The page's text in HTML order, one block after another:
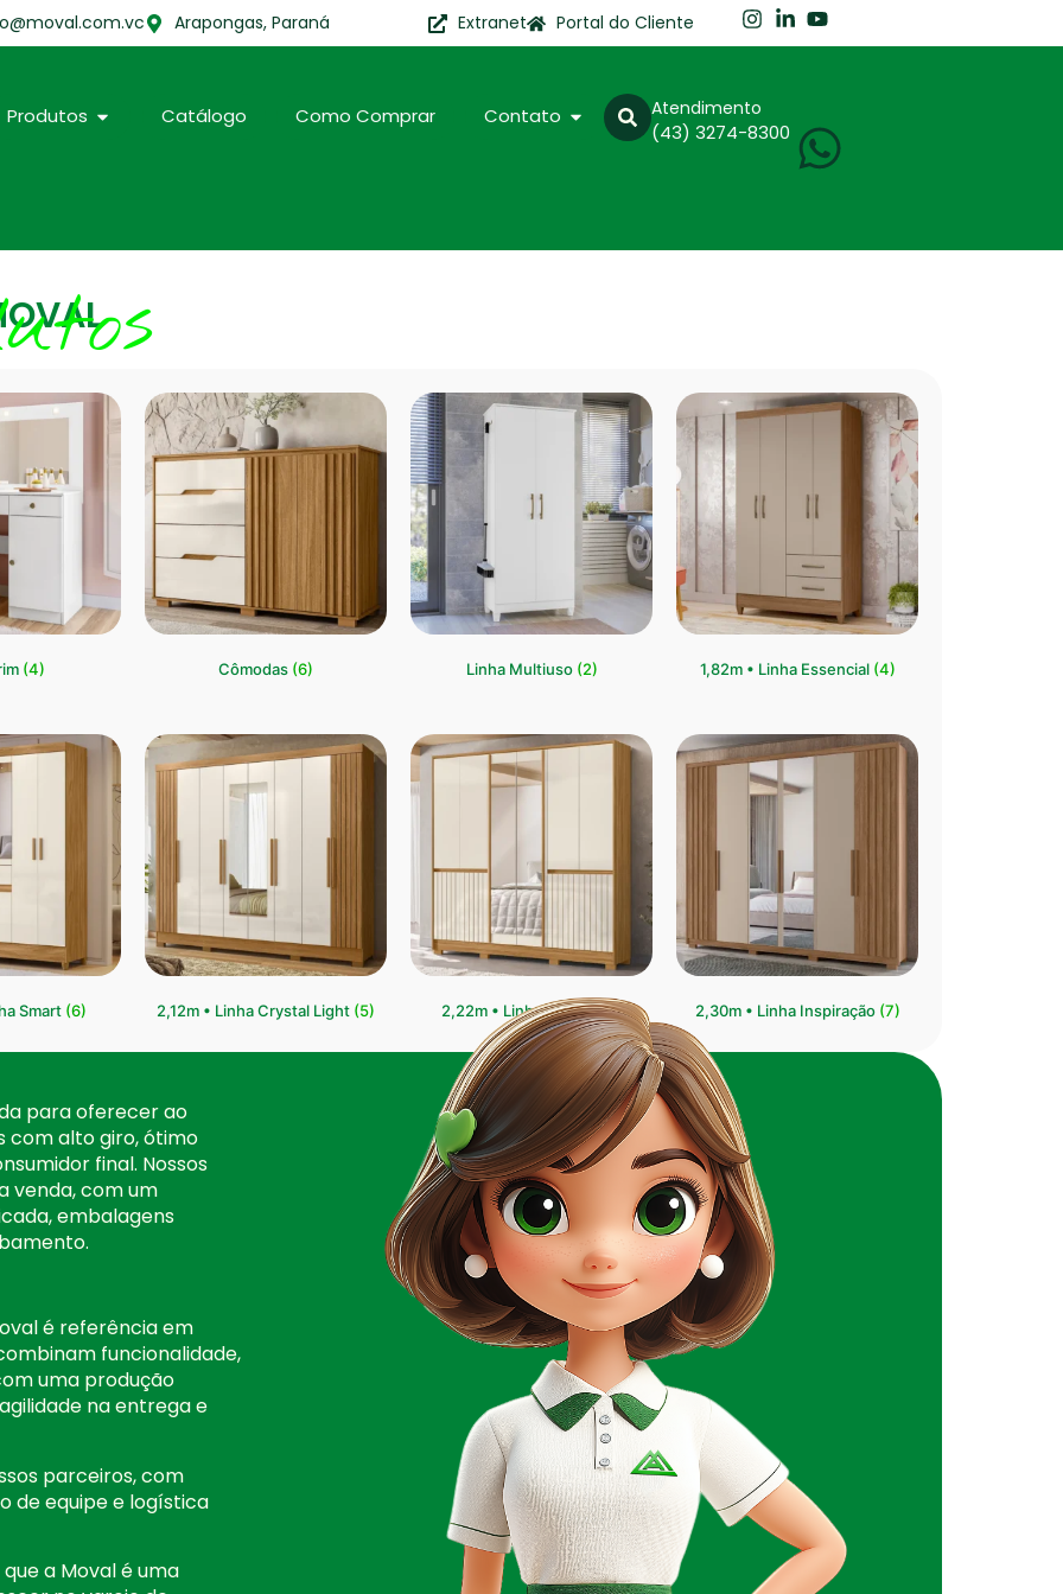
Arapongas, Paraná Extranet Portal do Cliente
Produtos Catálogo Como Comprar Contato Atendimento
(43) 3274-8300
(4) Cômodas (6) Linha Multiuso (2) 1,82m • Linha Essencial (4)
Smart (6) 2,12m • Linha Crystal Light (5) 2,22m • Linha Crystal(6) 2,30m • Linha Inspiração (7)
para oferecer ao
com alto giro, ótimo
final. Nossos
venda, com um
embalagens
é referência em
funcionalidade,
uma produção
na entrega e
parceiros, com
de equipe e logística
a Moval é uma